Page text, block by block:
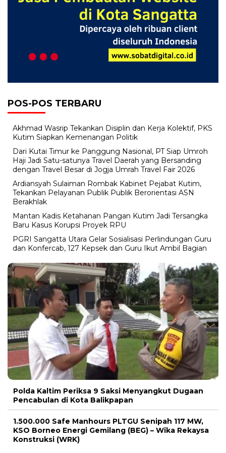
POS-POS TERBARU
Akhmad Wasrip Tekankan Disiplin dan Kerja Kolektif, PKS
Kutim Siapkan Kemenangan Politik
Dari Kutai Timur ke Panggung Nasional, PT Siap Umroh
Haji Jadi Satu-satunya Travel Daerah yang Bersanding
dengan Travel Besar di Jogja Umrah Travel Fair 2026
Ardiansyah Sulaiman Rombak Kabinet Pejabat Kutim,
Tekankan Pelayanan Publik Publik Berorientasi ASN
Berakhlak
Mantan Kadis Ketahanan Pangan Kutim Jadi Tersangka
Baru Kasus Korupsi Proyek RPU
PGRI Sangatta Utara Gelar Sosialisasi Perlindungan Guru
dan Konfercab, 127 Kepsek dan Guru Ikut Ambil Bagian
Polda Kaltim Periksa 9 Saksi Menyangkut Dugaan
Pencabulan di Kota Balikpapan
1.500.000 Safe Manhours PLTGU Senipah 117 MW,
KSO Borneo Energi Gemilang (BEG) – Wika Rekaysa
Konstruksi (WRK)